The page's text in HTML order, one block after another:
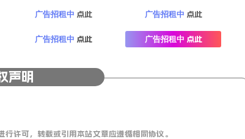
广告招租中 点此 广告招租中 点此
广告招租中 点此 广告招租中 点此
声明
许可，转载或引用本站文章应遵循相同协议。